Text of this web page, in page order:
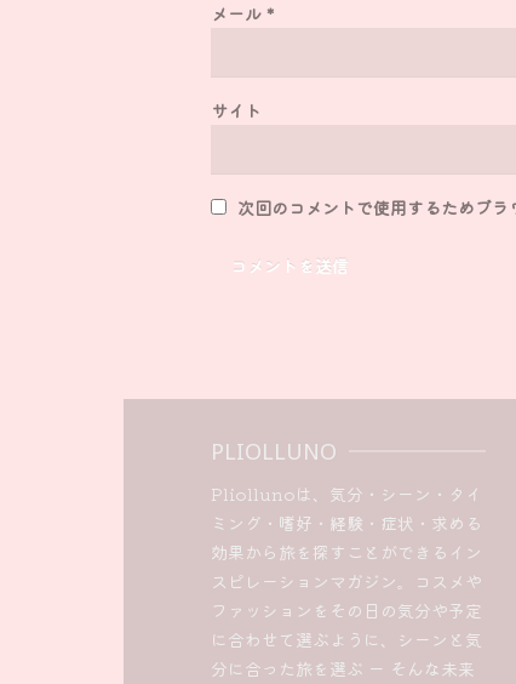
メール *
サイト
次回のコメントで使用するためブラ
PLIOLLUNO
Pliollunoは、気分・シーン・タイ
ミング・嗜好・経験・症状・求める
効果から旅を探すことができるイン
スピレーションマガジン。コスメや
ファッションをその日の気分や予定
に合わせて選ぶように、シーンと気
分に合った旅を選ぶ ー そんな未来